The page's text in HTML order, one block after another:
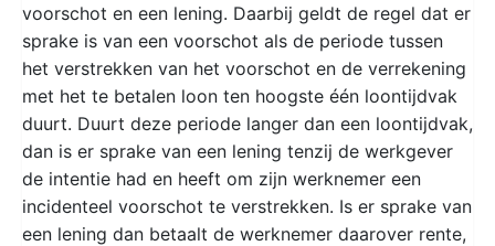
voorschot en een lening. Daarbij geldt de regel dat er
sprake is van een voorschot als de periode tussen
het verstrekken van het voorschot en de verrekening
met het te betalen loon ten hoogste één loontijdvak
duurt. Duurt deze periode langer dan een loontijdvak,
dan is er sprake van een lening tenzij de werkgever
de intentie had en heeft om zijn werknemer een
incidenteel voorschot te verstrekken. Is er sprake van
een lening dan betaalt de werknemer daarover rente,